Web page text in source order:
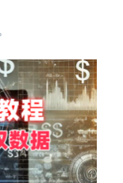
（附代码）